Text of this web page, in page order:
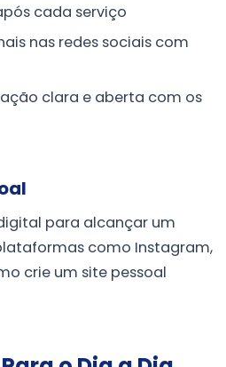
cada serviço
nas redes sociais com
clara e aberta com os
para alcançar um
como Instagram,
crie um site pessoal